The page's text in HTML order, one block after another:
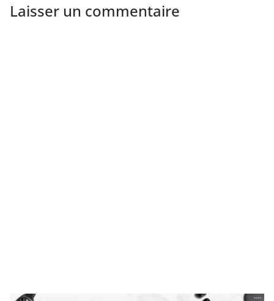
Laisser un commentaire